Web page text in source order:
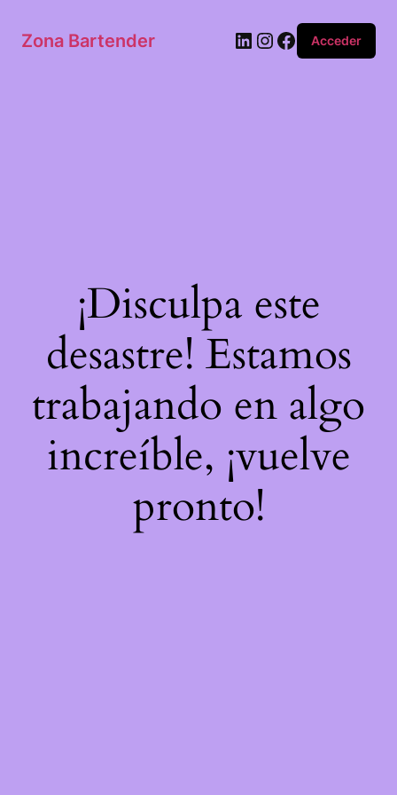
Zona Bartender Acceder
¡Disculpa este
desastre! Estamos
trabajando en algo
increíble, ¡vuelve
pronto!